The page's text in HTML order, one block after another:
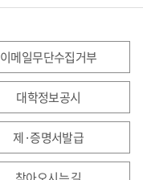
이메일무단수집거부
대학정보공시
제·증명서발급